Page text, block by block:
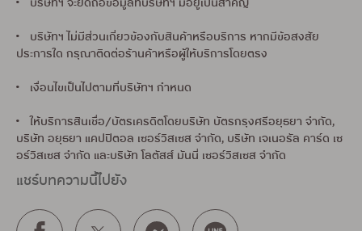
• บริษัทฯ จะยึดถือข้อมูลที่บริษัทฯ มีอยู่เป็นสำคัญ
• บริษัทฯ ไม่มีส่วนเกี่ยวข้องกับสินค้าหรือบริการ หากมีข้อสงสัย
ประการใด กรุณาติดต่อร้านค้าหรือผู้ให้บริการโดยตรง
• เงื่อนไขเป็นไปตามที่บริษัทฯ กำหนด
• ให้บริการสินเชื่อ/บัตรเครดิตโดยบริษัท บัตรกรุงศรีอยุธยา จำกัด,
บริษัท อยุธยา แคปปิตอล เซอร์วิสเซส จำกัด, บริษัท เจเนอรัล คาร์ด เซ
อร์วิสเซส จำกัด และบริษัท โลตัสส์ มันนี่ เซอร์วิสเซส จำกัด
แชร์บทความนี้ไปยัง